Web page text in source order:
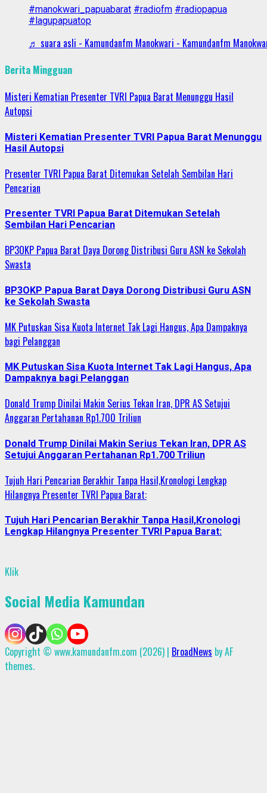
#manokwari_papuabarat #radiofm #radiopapua
#lagupapuatop
♬ suara asli - Kamundanfm Manokwari - Kamundanfm
Berita Mingguan
Misteri Kematian Presenter TVRI Papua Barat Menunggu Hasil
Autopsi
Misteri Kematian Presenter TVRI Papua Barat Menunggu
Hasil Autopsi
Presenter TVRI Papua Barat Ditemukan Setelah Sembilan Hari
Pencarian
Presenter TVRI Papua Barat Ditemukan Setelah
Sembilan Hari Pencarian
BP3OKP Papua Barat Daya Dorong Distribusi Guru ASN ke Sekolah
Swasta
BP3OKP Papua Barat Daya Dorong Distribusi Guru ASN
ke Sekolah Swasta
MK Putuskan Sisa Kuota Internet Tak Lagi Hangus, Apa Dampaknya
bagi Pelanggan
MK Putuskan Sisa Kuota Internet Tak Lagi Hangus, Apa
Dampaknya bagi Pelanggan
Donald Trump Dinilai Makin Serius Tekan Iran, DPR AS Setujui
Anggaran Pertahanan Rp1.700 Triliun
Donald Trump Dinilai Makin Serius Tekan Iran, DPR AS
Setujui Anggaran Pertahanan Rp1.700 Triliun
Tujuh Hari Pencarian Berakhir Tanpa Hasil,Kronologi Lengkap
Hilangnya Presenter TVRI Papua Barat:
Tujuh Hari Pencarian Berakhir Tanpa Hasil,Kronologi
Lengkap Hilangnya Presenter TVRI Papua Barat:
Klik
Social Media Kamundan
Copyright © www.kamundanfm.com (2026) | BroadNews by AF
themes.